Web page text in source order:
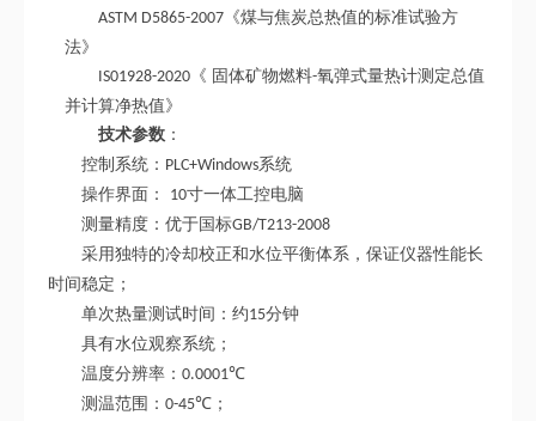
ASTM D5865-2007 《煤与焦炭总热值的标准试验方
法》
IS01928-2020 《 固体矿物燃料-氧弹式量热计测定总值
并计算净热值》
技术参数 ：
控制系统： PLC+Windows系统
操作界面： 10寸一体工控电脑
测量精度：优于国标GB/T213-2008
采用独特的冷却校正和水位平衡体系，保证仪器性能长
时间稳定 ；
单次热量测试时间：约15分钟
具有水位观察系统 ；
温度分辨率： 0.0001℃
测温范围： 0-45℃ ；